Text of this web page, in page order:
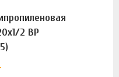
2 ВР